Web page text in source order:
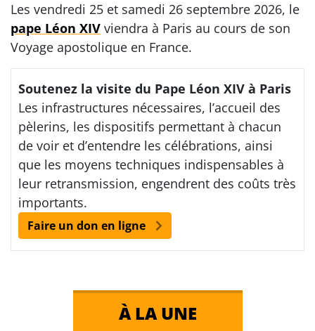
Les vendredi 25 et samedi 26 septembre 2026, le
pape Léon XIV viendra à Paris au cours de son
Voyage apostolique en France.
Soutenez la visite du Pape Léon XIV à Paris
Les infrastructures nécessaires, l’accueil des
pèlerins, les dispositifs permettant à chacun
de voir et d’entendre les célébrations, ainsi
que les moyens techniques indispensables à
leur retransmission, engendrent des coûts très
importants.
Faire un don en ligne
À LA UNE